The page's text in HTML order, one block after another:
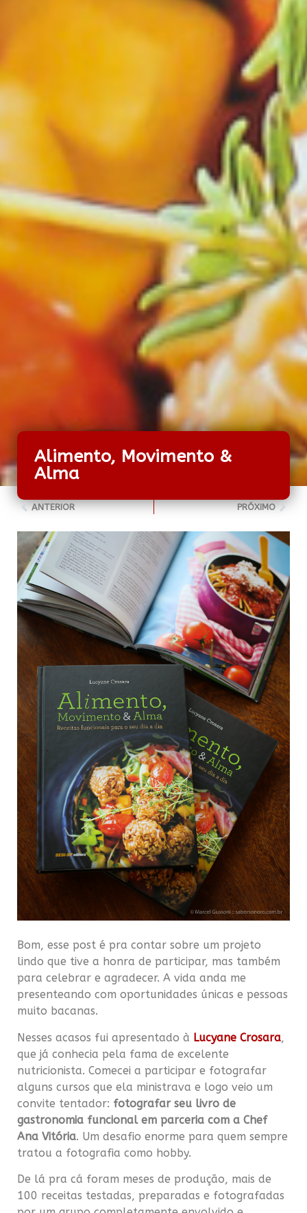
Alimento, Movimento &
Alma
ANTERIOR PRÓXIMO
Bom, esse post é pra contar sobre um projeto
lindo que tive a honra de participar, mas também
para celebrar e agradecer. A vida anda me
presenteando com oportunidades únicas e pessoas
muito bacanas.
Nesses acasos fui apresentado à Lucyane Crosara,
que já conhecia pela fama de excelente
nutricionista. Comecei a participar e fotografar
alguns cursos que ela ministrava e logo veio um
convite tentador: fotografar seu livro de
gastronomia funcional em parceria com a Chef
Ana Vitória. Um desafio enorme para quem sempre
tratou a fotografia como hobby.
De lá pra cá foram meses de produção, mais de
100 receitas testadas, preparadas e fotografadas